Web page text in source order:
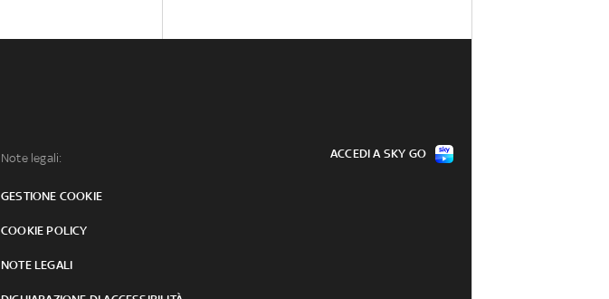
Note legali:
GESTIONE COOKIE
COOKIE POLICY
NOTE LEGALI
ACCEDI A SKY GO